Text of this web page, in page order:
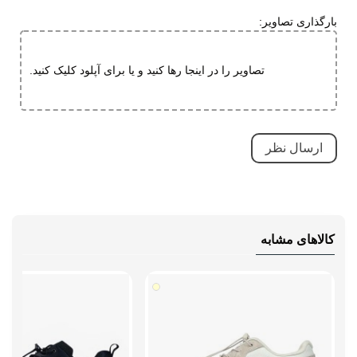
مقاوم در برابر سایش
بارگذاری تصاویر:
تصاویر را در اینجا رها کنید و یا برای آپلود کلیک کنید.
کالاهای مشابه